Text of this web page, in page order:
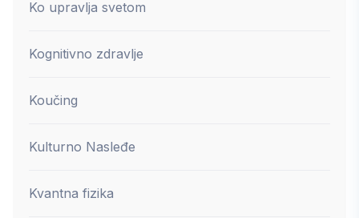
Ko upravlja svetom
Kognitivno zdravlje
Koučing
Kulturno Nasleđe
Kvantna fizika